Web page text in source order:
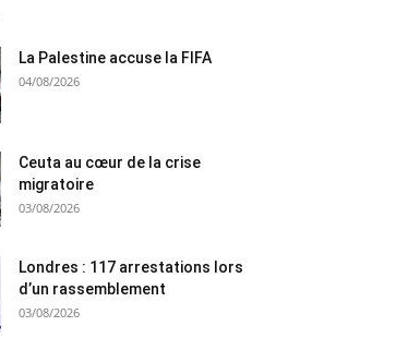
La Palestine accuse la FIFA
04/08/2026
Ceuta au cœur de la crise
migratoire
03/08/2026
Londres : 117 arrestations lors
d’un rassemblement
03/08/2026